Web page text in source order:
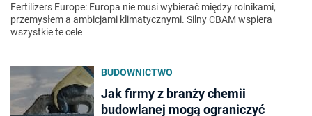
Fertilizers Europe: Europa nie musi wybierać między rolnikami,
przemysłem a ambicjami klimatycznymi. Silny CBAM wspiera
wszystkie te cele
BUDOWNICTWO
Jak firmy z branży chemii
budowlanej mogą ograniczyć